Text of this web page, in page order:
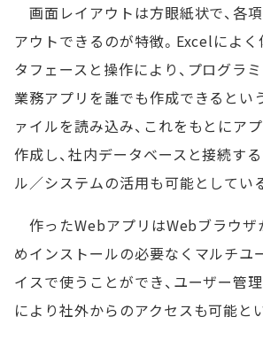
画面レイアウトは方眼紙状で、各
アウトできるのが特徴。Excelによ
タフェースと操作により、プログラ
業務アプリを誰でも作成できるとい
ァイルを読み込み、これをもとにア
作成し、社内データベースと接続す
ル／システムの活用も可能としてい
作ったWebアプリはWebブラウザ
めインストールの必要なくマルチユ
イスで使うことができ、ユーザー管
により社外からのアクセスも可能と